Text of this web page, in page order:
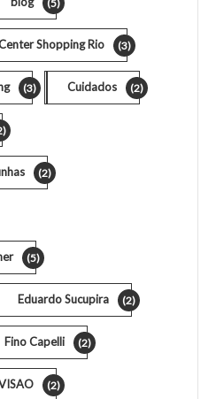
(5)
Shopping Rio (3)
(3) Cuidados (2)
(2)
(5)
Eduardo Sucupira (2)
Fino Capelli (2)
(2)